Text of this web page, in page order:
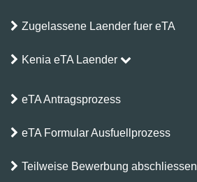
Zugelassene Laender fuer eTA
Kenia eTA Laender
eTA Antragsprozess
eTA Formular Ausfuellprozess
Teilweise Bewerbung abschliessen